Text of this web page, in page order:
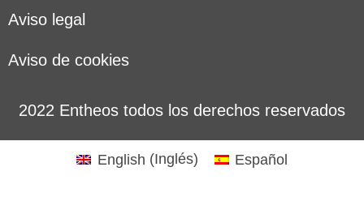
Aviso legal
Aviso de cookies
2022 Entheos todos los derechos reservados
English (Inglés) Español